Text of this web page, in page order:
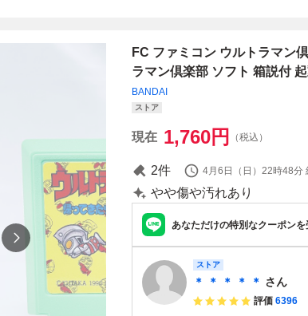
FC ファミコン ウルトラマン
ラマン倶楽部 ソフト 箱説付
BANDAI
ストア
現在 1,760円 （税込）
2件 4月6日（日）22時48分
やや傷や汚れあり
あなただけの特別なクーポン
ストア
＊ ＊ ＊ ＊ ＊ さん
評価 6396